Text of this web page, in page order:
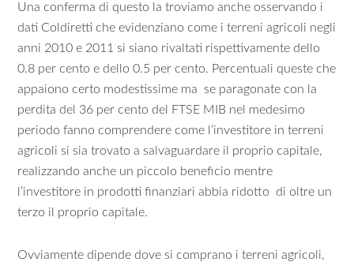
Una conferma di questo la troviamo anche osservando i
dati Coldiretti che evidenziano come i terreni agricoli negli
anni 2010 e 2011 si siano rivaltati rispettivamente dello
0.8 per cento e dello 0.5 per cento. Percentuali queste che
appaiono certo modestissime ma se paragonate con la
perdita del 36 per cento del FTSE MIB nel medesimo
periodo fanno comprendere come l’investitore in terreni
agricoli si sia trovato a salvaguardare il proprio capitale,
realizzando anche un piccolo beneficio mentre
l’investitore in prodotti finanziari abbia ridotto di oltre un
terzo il proprio capitale.
Ovviamente dipende dove si comprano i terreni agricoli,